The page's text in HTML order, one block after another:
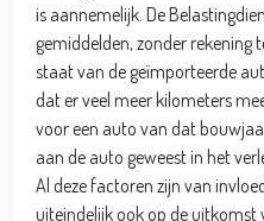
is aannemelijk. De
gemiddelden, zonder rekening
staat van de geïmporteerde
dat er veel meer kilometers
voor een auto van dat
aan de auto geweest in het
Al deze factoren zijn van
uiteindelijk ook op de uitkomst